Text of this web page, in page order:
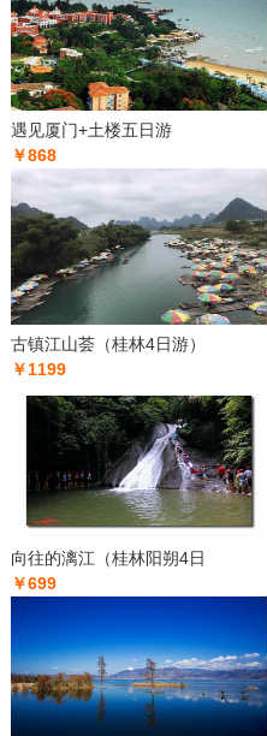
遇见厦门+土楼五日游
￥868
古镇江山荟（桂林4日游）
￥1199
向往的漓江（桂林阳朔4日
￥699